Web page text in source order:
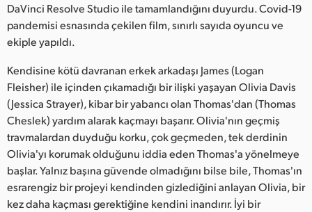
Japan
Korea
Mexico
Malaysia
Netherlands
New Zealand
Norway
DaVinci Resolve Studio ile tamamlandığını duyurdu. Covid-19
pandemisi esnasında çekilen film, sınırlı sayıda oyuncu ve
ekiple yapıldı.
Kendisine kötü davranan erkek arkadaşı James (Logan
Fleisher) ile içinden çıkamadığı bir ilişki yaşayan Olivia Davis
(Jessica Strayer), kibar bir yabancı olan Thomas'dan (Thomas
Cheslek) yardım alarak kaçmayı başarır. Olivia'nın geçmiş
travmalardan duyduğu korku, çok geçmeden, tek derdinin
Olivia'yı korumak olduğunu iddia eden Thomas'a yönelmeye
başlar. Yalnız başına güvende olmadığını bilse bile, Thomas'ın
esrarengiz bir projeyi kendinden gizlediğini anlayan Olivia, bir
kez daha kaçması gerektiğine kendini inandırır. İyi bir